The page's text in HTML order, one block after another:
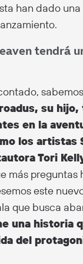
han dado
tendrá
su
en la
los artistas
Tori
más preguntas
este
que busca
una historia
del